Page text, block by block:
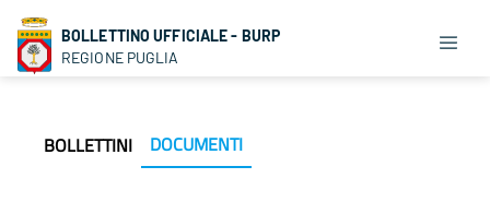
BOLLETTINO UFFICIALE - BURP
REGIONE PUGLIA
BOLLETTINI DOCUMENTI